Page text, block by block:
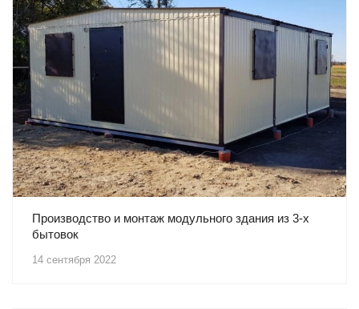
14 сентября 2022
Производство и монтаж модульного здания из 3-х
бытовок